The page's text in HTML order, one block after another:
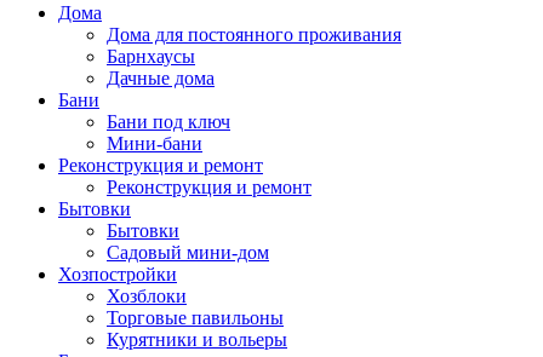
Дома
Дома для постоянного проживания
Барнхаусы
Дачные дома
Бани
Бани под ключ
Мини-бани
Реконструкция и ремонт
Реконструкция и ремонт
Бытовки
Бытовки
Садовый мини-дом
Хозпостройки
Хозблоки
Торговые павильоны
Курятники и вольеры